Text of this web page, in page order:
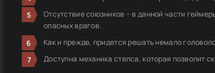
Отсутствие союзников – в данной части
опасных врагов.
Как и прежде, придется решать немало
Доступна механика стелса, которая позволит